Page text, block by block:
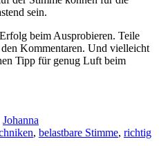
sein.
beim Ausprobieren. Teile
Kommentaren. Und vielleicht
Tipp für genug Luft beim
Johanna
, belastbare Stimme, richtig